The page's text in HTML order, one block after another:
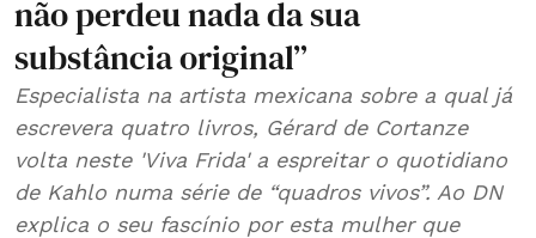
não perdeu nada da sua
substância original”
Especialista na artista mexicana sobre a qual já
escrevera quatro livros, Gérard de Cortanze
volta neste 'Viva Frida' a espreitar o quotidiano
de Kahlo numa série de “quadros vivos”. Ao DN
explica o seu fascínio por esta mulher que